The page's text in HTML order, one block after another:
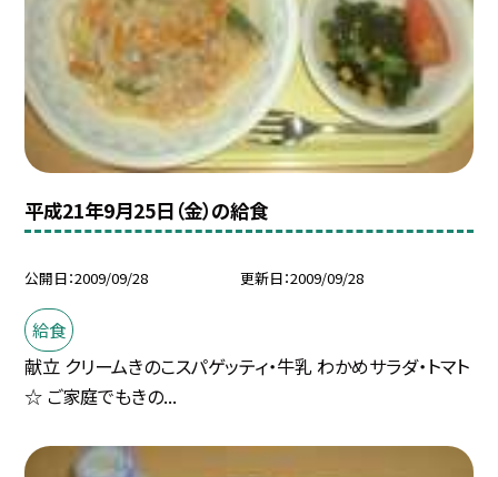
平成21年9月25日（金）の給食
公開日 2009/09/28 更新日 2009/09/28
給食
献立 クリームきのこスパゲッティ・牛乳 わかめサラダ・トマト
☆ ご家庭でもきの...